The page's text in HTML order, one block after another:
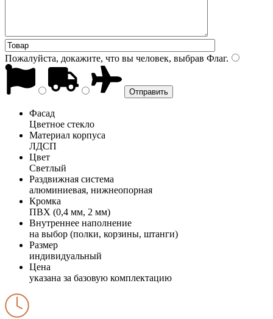
Пожалуйста, докажите, что вы человек, выбрав Флаг.
Фасад
Цветное стекло
Материал корпуса
ЛДСП
Цвет
Светлый
Раздвижная система
алюминиевая, нижнеопорная
Кромка
ПВХ (0,4 мм, 2 мм)
Внутреннее наполнение
на выбор (полки, корзины, штанги)
Размер
индивидуальный
Цена
указана за базовую комплектацию